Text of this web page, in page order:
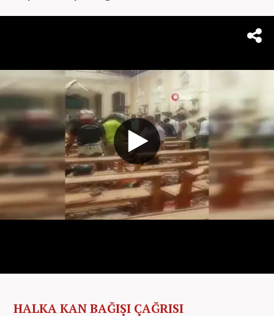
HALKA KAN BAĞIŞI ÇAĞRISI